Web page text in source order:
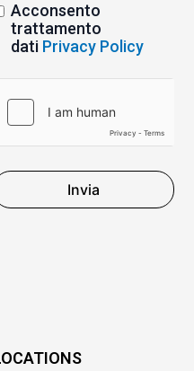
Acconsento
trattamento
dati Privacy Policy
Invia